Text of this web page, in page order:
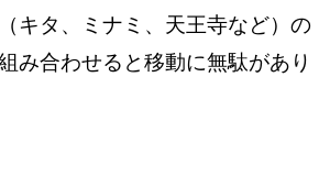
キタ、ミナミ、天王寺など）の
み合わせると移動に無駄があり